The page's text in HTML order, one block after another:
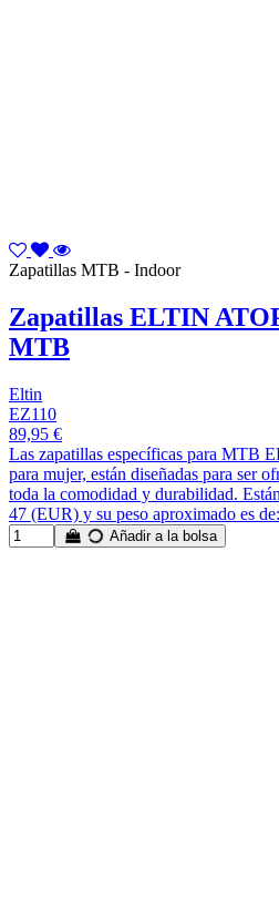
Zapatillas MTB - Indoor
Zapatillas ELTIN
MTB
Eltin
EZ110
89,95 €
Las zapatillas específicas para MTB
para mujer, están diseñadas para ser
toda la comodidad y durabilidad.
47 (EUR) y su peso aproximado es
Añadir a la bolsa